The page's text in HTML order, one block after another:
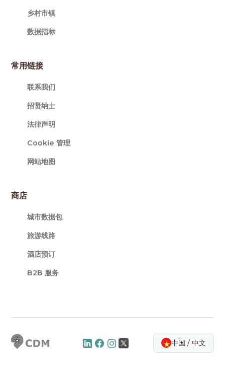
乡村市镇
数据指标
常用链接
联系我们
招贤纳士
法律声明
Cookie 管理
网站地图
商店
城市数据包
旅游线路
酒店预订
B2B 服务
中国 / 中文